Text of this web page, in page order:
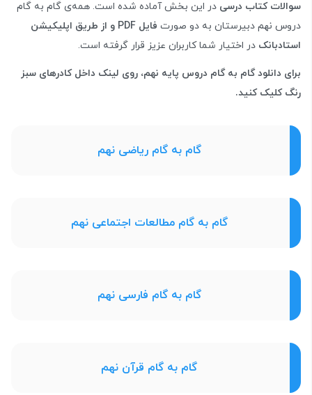
سوالات کتاب درسی در این بخش آماده شده است. همه‌ی گام به گام
دروس نهم دبیرستان به دو صورت
فایل PDF و از طریق اپلیکیشن
استادبانک در اختیار شما کاربران عزیز قرار گرفته است.
برای دانلود گام به گام دروس پایه نهم، روی لینک داخل کادرهای سبز
رنگ کلیک کنید.
گام به گام ریاضی نهم
گام به گام مطالعات اجتماعی نهم
گام به گام فارسی نهم
گام به گام قرآن نهم